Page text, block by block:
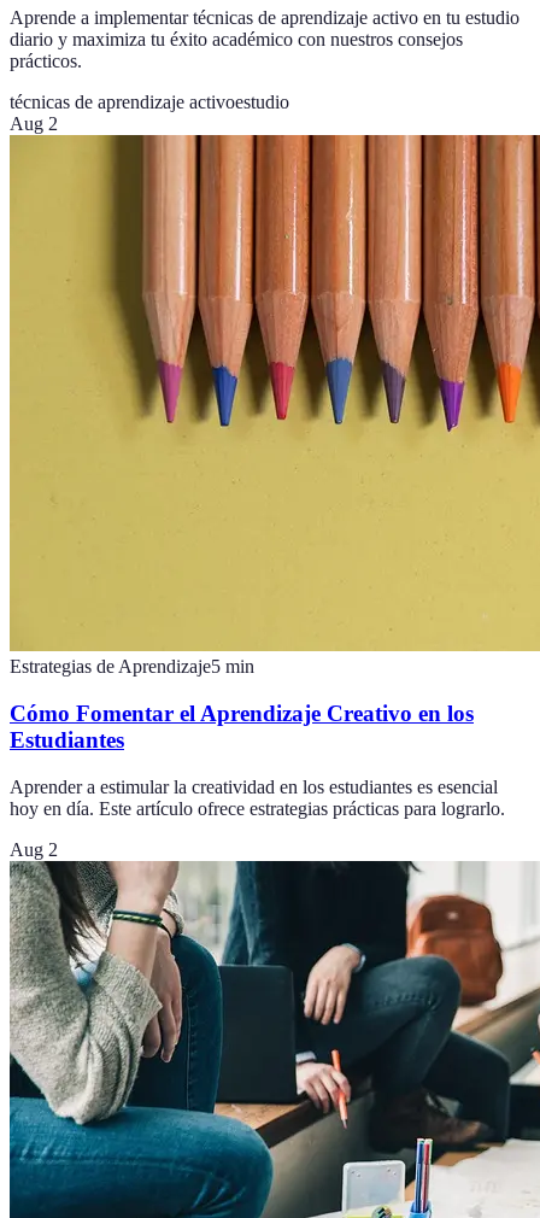
Aprende a implementar técnicas de aprendizaje activo en tu estudio
diario y maximiza tu éxito académico con nuestros consejos
prácticos.
técnicas de aprendizaje activoestudio
Aug 2
Estrategias de Aprendizaje5 min
Cómo Fomentar el Aprendizaje Creativo en los
Estudiantes
Aprender a estimular la creatividad en los estudiantes es esencial
hoy en día. Este artículo ofrece estrategias prácticas para lograrlo.
Aug 2